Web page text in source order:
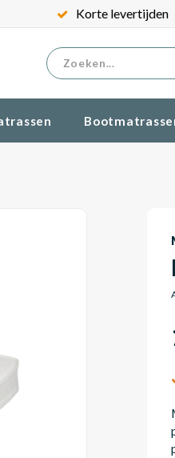
Korte levertijden